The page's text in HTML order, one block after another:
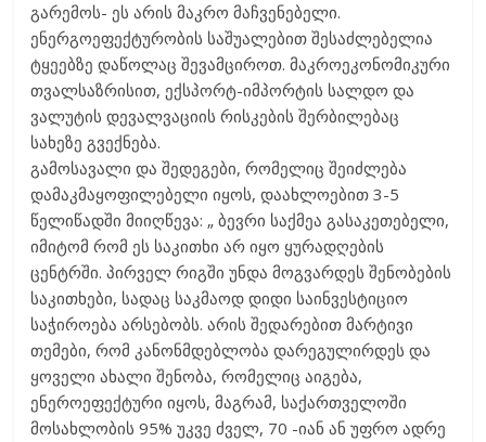
გარემოს- ეს არის მაკრო მაჩვენებელი.
ენერგოეფექტურობის საშუალებით შესაძლებელია
ტყეებზე დაწოლაც შევამციროთ. მაკროეკონომიკური
თვალსაზრისით, ექსპორტ-იმპორტის სალდო და
ვალუტის დევალვაციის რისკების შერბილებაც
სახეზე გვექნება.
გამოსავალი და შედეგები, რომელიც შეიძლება
დამაკმაყოფილებელი იყოს, დაახლოებით 3-5
წელიწადში მიიღწევა: „ ბევრი საქმეა გასაკეთებელი,
იმიტომ რომ ეს საკითხი არ იყო ყურადღების
ცენტრში. პირველ რიგში უნდა მოგვარდეს შენობების
საკითხები, სადაც საკმაოდ დიდი საინვესტიციო
საჭიროება არსებობს. არის შედარებით მარტივი
თემები, რომ კანონმდებლობა დარეგულირდეს და
ყოველი ახალი შენობა, რომელიც აიგება,
ენეროეფექტური იყოს, მაგრამ, საქართველოში
მოსახლობის 95% უკვე ძველ, 70 -იან ან უფრო ადრე